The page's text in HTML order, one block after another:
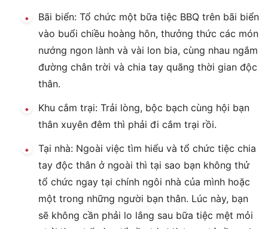
Bãi biển: Tổ chức một bữa tiệc BBQ trên bãi biển
vào buổi chiều hoàng hôn, thưởng thức các món
nướng ngon lành và vài lon bia, cùng nhau ngắm
đường chân trời và chia tay quãng thời gian độc
thân.
Khu cắm trại: Trải lòng, bộc bạch cùng hội bạn
thân xuyên đêm thì phải đi cắm trại rồi.
Tại nhà: Ngoài việc tìm hiểu và tổ chức tiệc chia
tay độc thân ở ngoài thì tại sao bạn không thử
tổ chức ngay tại chính ngôi nhà của mình hoặc
một trong những người bạn thân. Lúc này, bạn
sẽ không cần phải lo lắng sau bữa tiệc mệt mỏi